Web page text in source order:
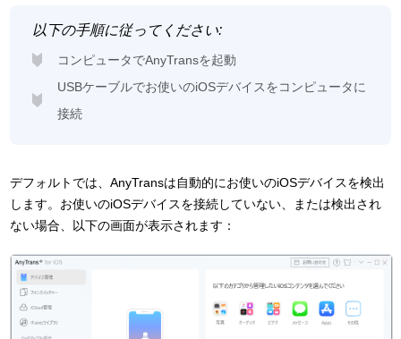
以下の手順に従ってください:
コンピュータでAnyTransを起動
USBケーブルでお使いのiOSデバイスをコンピュータに
接続
デフォルトでは、AnyTransは自動的にお使いのiOSデバイスを検出
します。お使いのiOSデバイスを接続していない、または検出され
ない場合、以下の画面が表示されます：